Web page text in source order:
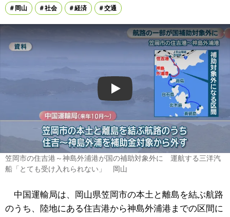
岡山
社会 経済 交通
Play
笠岡市の住吉港～神島外浦港が国の補助対象外に 運航する三洋汽
船「とても受け入れられない」 岡山
中国運輸局は、岡山県笠岡市の本土と離島を結ぶ航路
のうち、陸地にある住吉港から神島外浦港までの区間に